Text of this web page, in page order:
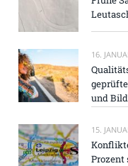
16.
und
15.
Prozent